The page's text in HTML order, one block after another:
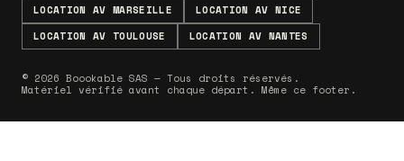
LOCATION AV MARSEILLE
LOCATION AV NICE
LOCATION AV TOULOUSE
LOCATION AV NANTES
© 2026 Boookable SAS — Tous droits réservés.
Matériel vérifié avant chaque départ. Même ce footer.